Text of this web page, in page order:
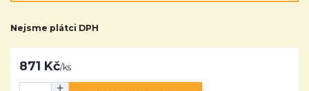
Nejsme plátci DPH
871 Kč/ks